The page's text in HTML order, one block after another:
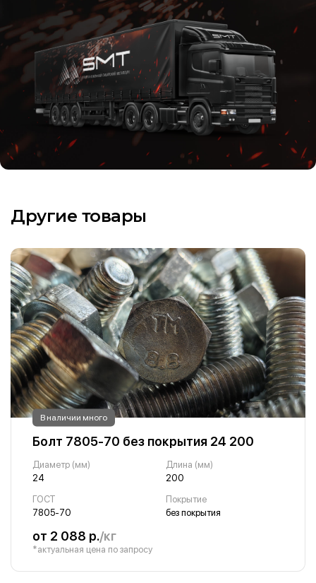
Другие товары
В наличии много
Болт 7805-70 без покрытия 24 200
Диаметр (мм)
24
Длина (мм)
200
ГОСТ
7805-70
Покрытие
без покрытия
от 2 088 р./кг
*актуальная цена по запросу